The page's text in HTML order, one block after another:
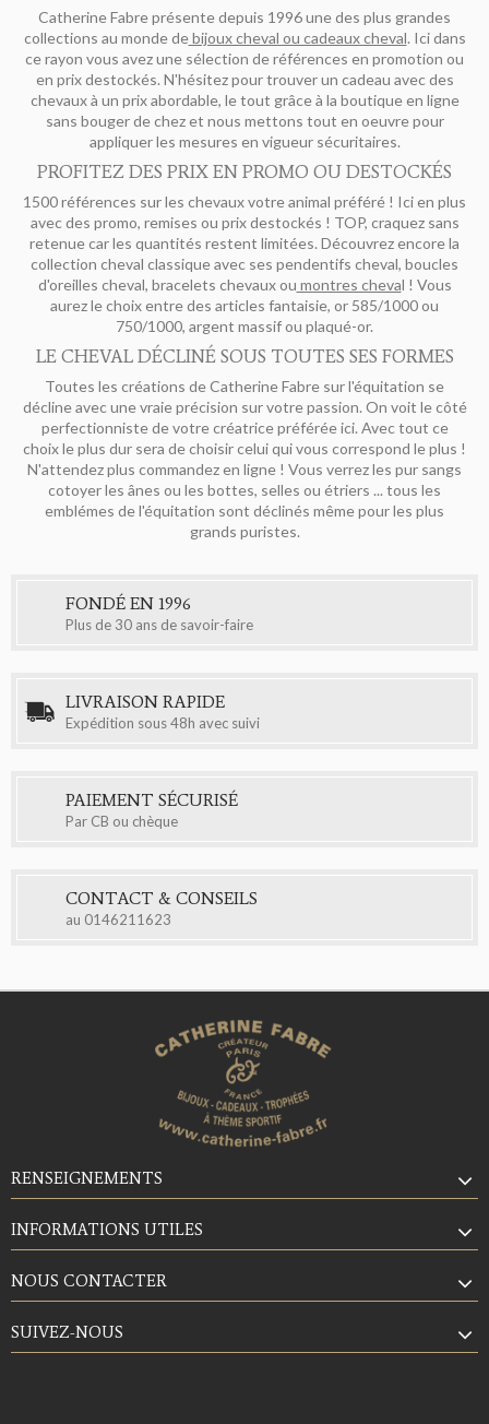
Catherine Fabre présente depuis 1996 une des plus grandes
collections au monde debijoux cheval ou cadeaux cheval. Ici dans
ce rayon vous avez une sélection de références en promotion ou
en prix destockés. N'hésitez pour trouver un cadeau avec des
chevaux à un prix abordable, le tout grâce à la boutique en ligne
sans bouger de chez et nous mettons tout en oeuvre pour
appliquer les mesures en vigueur sécuritaires.
PROFITEZ DES PRIX EN PROMO OU DESTOCKÉS
1500 références sur les chevaux votre animal préféré ! Ici en plus
avec des promo, remises ou prix destockés ! TOP, craquez sans
retenue car les quantités restent limitées. Découvrez encore la
collection cheval classique avec ses pendentifs cheval, boucles
d'oreilles cheval, bracelets chevaux ou montres cheval ! Vous
aurez le choix entre des articles fantaisie, or 585/1000 ou
750/1000, argent massif ou plaqué-or.
LE CHEVAL DÉCLINÉ SOUS TOUTES SES FORMES
Toutes les créations de Catherine Fabre sur l'équitation se
décline avec une vraie précision sur votre passion. On voit le côté
perfectionniste de votre créatrice préférée ici. Avec tout ce
choix le plus dur sera de choisir celui qui vous correspond le plus !
N'attendez plus commandez en ligne ! Vous verrez les pur sangs
cotoyer les ânes ou les bottes, selles ou étriers ... tous les
emblémes de l'équitation sont déclinés même pour les plus
grands puristes.
FONDÉ EN 1996
Plus de 30 ans de savoir-faire
LIVRAISON RAPIDE
Expédition sous 48h avec suivi
PAIEMENT SÉCURISÉ
Par CB ou chèque
CONTACT & CONSEILS
au 0146211623
RENSEIGNEMENTS
INFORMATIONS UTILES
NOUS CONTACTER
SUIVEZ-NOUS